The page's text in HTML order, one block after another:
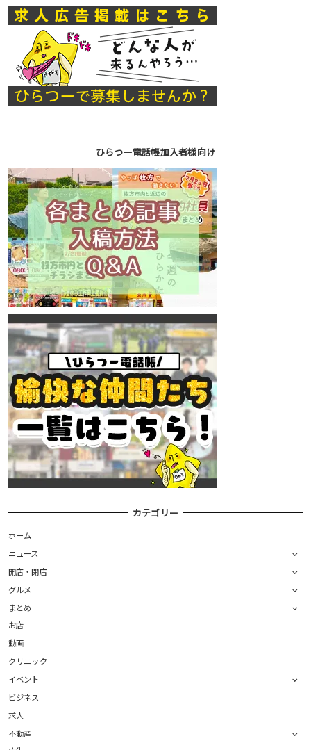
ひらつー電話帳加入者様向け
カテゴリー
ホーム
ニュース
開店・閉店
グルメ
まとめ
お店
動画
クリニック
イベント
ビジネス
求人
不動産